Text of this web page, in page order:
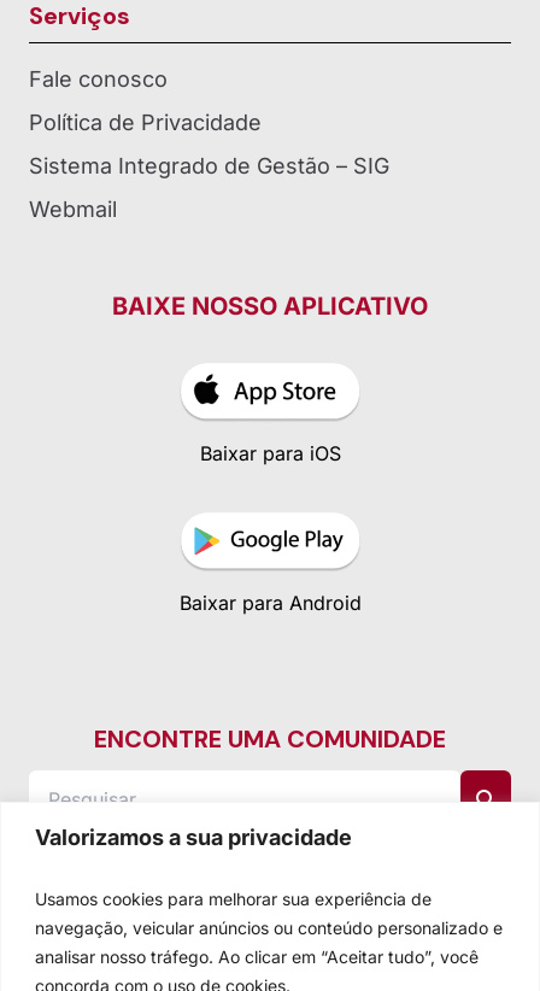
Valorizamos a sua privacidade
Usamos cookies para melhorar sua experiência de
navegação, veicular anúncios ou conteúdo personalizado e
analisar nosso tráfego. Ao clicar em “Aceitar tudo”, você
concorda com o uso de cookies.
Serviços
Fale conosco
Política de Privacidade
Sistema Integrado de Gestão – SIG
Webmail
BAIXE NOSSO APLICATIVO
Baixar para iOS
Baixar para Android
ENCONTRE UMA COMUNIDADE